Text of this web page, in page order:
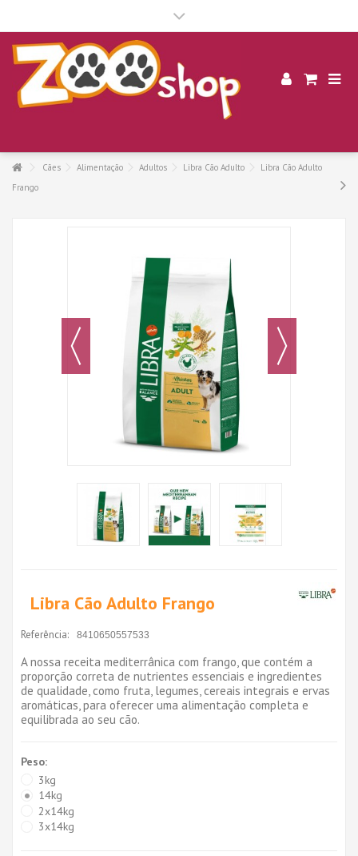
Cães Alimentação Adultos Libra Cão Adulto
Libra Cão Adulto
Frango
Libra Cão Adulto Frango
Referência: 8410650557533
A nossa receita mediterrânica com frango, que contém a
proporção correta de nutrientes essenciais e ingredientes
de qualidade, como fruta, legumes, cereais integrais e ervas
aromáticas, para oferecer uma alimentação completa e
equilibrada ao seu cão.
Peso:
3kg
14kg
2x14kg
3x14kg